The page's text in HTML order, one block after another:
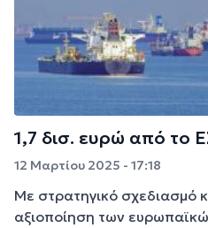
1,7 δισ. ευρώ από το
12 Μαρτίου 2025 - 17:18
Με στρατηγικό σχεδιασμό
αξιοποίηση των